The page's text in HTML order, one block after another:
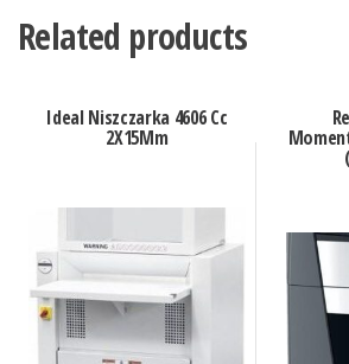
Related products
Ideal Niszczarka 4606 Cc
2X15Mm